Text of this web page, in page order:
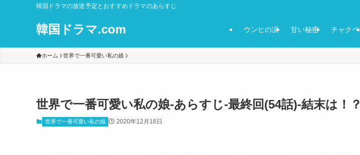
韓国ドラマの放送予定とおすすめドラマのあらすじ
韓国ドラマ.com ウンヒの涙 甘い秘密 チャクペ
ホーム 世界で一番可愛い私の娘
世界で一番可愛い私の娘-あらすじ-最終回(54話)-結末は！？
世界で一番可愛い私の娘 2020年12月16日